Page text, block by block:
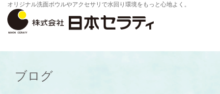
オリジナル洗面ボウルやアクセサリで水回り環境をもっと心地よく。
ブログ